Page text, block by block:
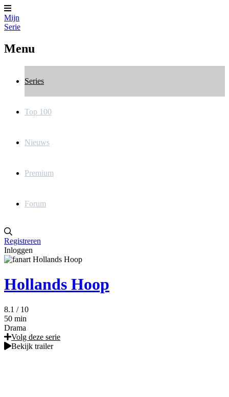
Mijn
Serie
Menu
Series
Top 100
Nieuws
Premium
Forum
Registreren
Inloggen
Hollands Hoop
8.1 / 10
50 min
Drama
Volg deze serie
Bekijk trailer